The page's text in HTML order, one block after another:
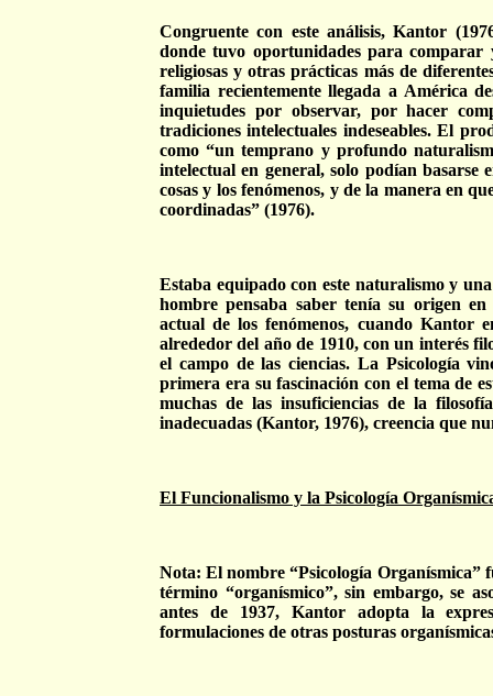
Congruente con este análisis, Kantor
donde tuvo oportunidades para comparar
religiosas y otras prácticas más de
familia recientemente llegada a América
inquietudes por observar, por hacer
tradiciones intelectuales indeseables. El
como “un temprano y profundo
intelectual en general, solo podían basarse
cosas y los fenómenos, y de la manera en
coordinadas” (1976).
Estaba equipado con este naturalismo y
hombre pensaba saber tenía su origen
actual de los fenómenos, cuando Kantor
alrededor del año de 1910, con un interés
el campo de las ciencias. La Psicología
primera era su fascinación con el tema de
muchas de las insuficiencias de la
inadecuadas (Kantor, 1976), creencia que
El Funcionalismo y la Psicología
Nota: El nombre “Psicología
término “organísmico”, sin embargo, se
antes de 1937, Kantor adopta la
formulaciones de otras posturas